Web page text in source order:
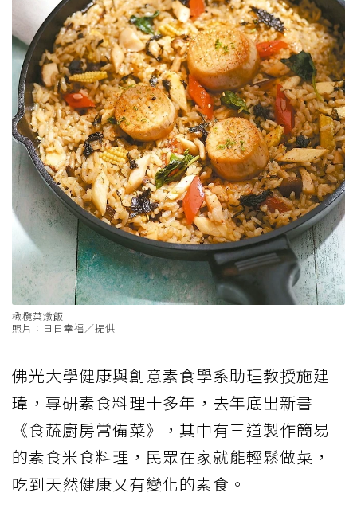
橄欖菜燉飯
照片：日日幸福／提供
佛光大學健康與創意素食學系助理教授施建
瑋，專研素食料理十多年，去年底出新書
《食蔬廚房常備菜》，其中有三道製作簡易
的素食米食料理，民眾在家就能輕鬆做菜，
吃到天然健康又有變化的素食。